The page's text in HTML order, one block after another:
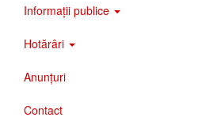
Informații publice
Hotărâri
Anunțuri
Contact